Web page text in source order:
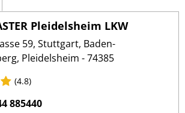
Pleidelsheim LKW
59, Stuttgart, Baden-
Pleidelsheim - 74385
(4.8)
885440